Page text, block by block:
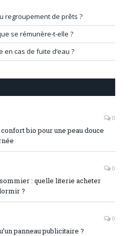
regroupement de prêts ?
se rémunère-t-elle ?
en cas de fuite d’eau ?
0
bio pour une peau douce
0
: quelle literie acheter
?
0
panneau publicitaire ?